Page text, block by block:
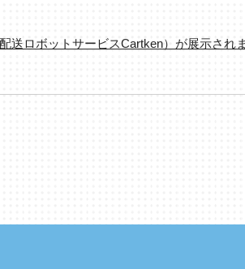
送ロボットサービスCartken）が展示されま